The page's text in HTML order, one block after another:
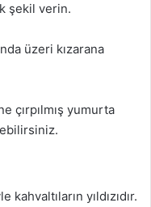
şekil verin.
üzeri kızarana
çırpılmış yumurta
yıldızıdır.